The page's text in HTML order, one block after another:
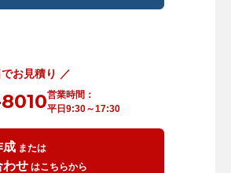
お見積り ／
営業時間：
平日9:30～17:30
成 または
わせ はこちらから